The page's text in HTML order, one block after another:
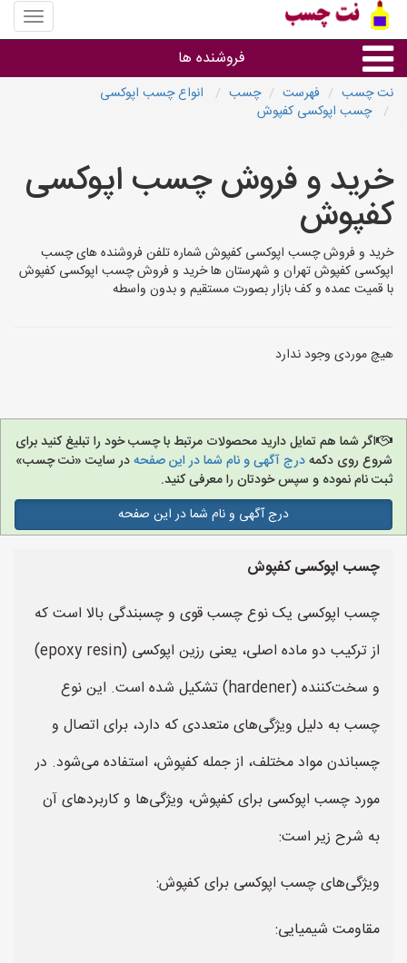
منوی
سایت
چسب
فروشنده ها
نت چسب فهرست چسب
انواع چسب اپوکسی
چسب اپوکسی کفپوش
خرید و فروش چسب اپوکسی
کفپوش
خرید و فروش چسب اپوکسی کفپوش شماره تلفن فروشنده های چسب
اپوکسی کفپوش تهران و شهرستان ها خرید و فروش چسب اپوکسی کفپوش
با قمیت عمده و کف بازار بصورت مستقیم و بدون واسطه
هیچ موردی وجود ندارد
اگر شما هم تمایل دارید محصولات مرتبط با چسب خود را تبلیغ کنید برای
شروع روی دکمهدرج آگهی و نام شما در این صفحهدر سایت «نت چسب»
ثبت نام نموده و سپس خودتان را معرفی کنید.
درج آگهی و نام شما در این صفحه
چسب اپوکسی کفپوش
چسب اپوکسی یک نوع چسب قوی و چسبندگی بالا است که
از ترکیب دو ماده اصلی، یعنی رزین اپوکسی (epoxy resin)
و سخت‌کننده (hardener) تشکیل شده است. این نوع
چسب به دلیل ویژگی‌های متعددی که دارد، برای اتصال و
چسباندن مواد مختلف، از جمله کفپوش، استفاده می‌شود. در
مورد چسب اپوکسی برای کفپوش، ویژگی‌ها و کاربردهای آن
به شرح زیر است:
ویژگی‌های چسب اپوکسی برای کفپوش:
مقاومت شیمیایی: